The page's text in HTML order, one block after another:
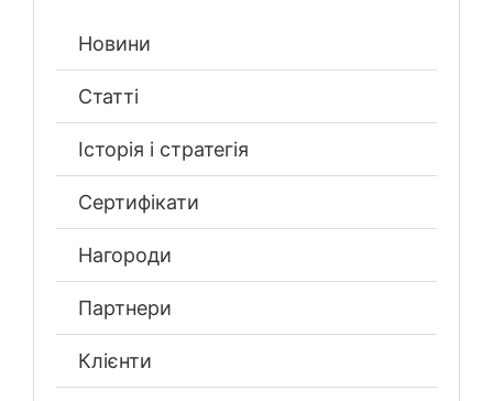
Новини
Статті
Історія і стратегія
Сертифікати
Нагороди
Партнери
Клієнти